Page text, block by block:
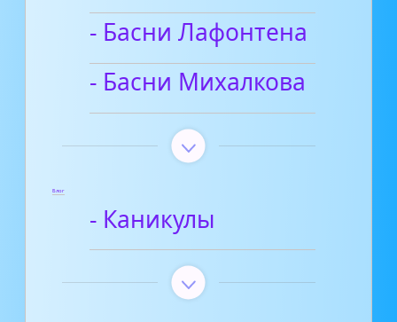
- Басни Лафонтена
- Басни Михалкова
Блог
- Каникулы